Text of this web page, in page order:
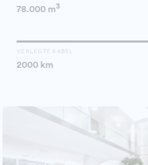
78.000 m3
VERLEGTE KABEL
2000 km